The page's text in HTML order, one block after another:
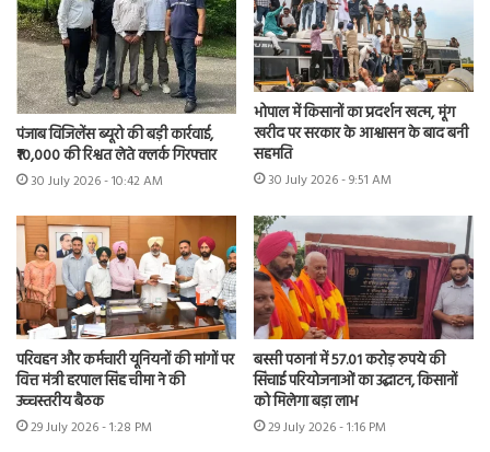
पंजाब विजिलेंस ब्यूरो की बड़ी कार्रवाई,
₹10,000 की रिश्वत लेते क्लर्क गिरफ्तार
30 July 2026 - 10:42 AM
भोपाल में किसानों का प्रदर्शन खत्म, मूंग
खरीद पर सरकार के आश्वासन के बाद बनी
सहमति
30 July 2026 - 9:51 AM
परिवहन और कर्मचारी यूनियनों की मांगों पर
वित्त मंत्री हरपाल सिंह चीमा ने की
उच्चस्तरीय बैठक
29 July 2026 - 1:28 PM
बस्सी पठानां में 57.01 करोड़ रुपये की
सिंचाई परियोजनाओं का उद्घाटन, किसानों
को मिलेगा बड़ा लाभ
29 July 2026 - 1:16 PM